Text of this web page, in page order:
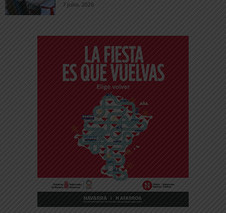
7 julio, 2026